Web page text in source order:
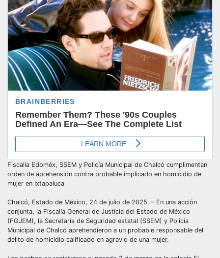
Fiscalía Edoméx, SSEM y Policía Municipal de Chalcó cumplimentan
orden de aprehensión contra probable implicado en homicidio de
mujer en Ixtapaluca
Chalcó, Estado de México, 24 de julio de 2025. – En una acción
conjunta, la Fiscalía General de Justicia del Estado de México
(FGJEM), la Secretaría de Seguridad estatal (SSEM) y Policía
Municipal de Chalcó aprehendieron a un probable responsable del
delito de homicidio calificado en agravio de una mujer.